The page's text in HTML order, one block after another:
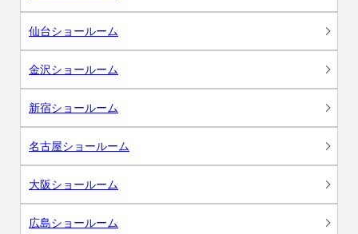
仙台ショールーム
金沢ショールーム
新宿ショールーム
名古屋ショールーム
大阪ショールーム
広島ショールーム